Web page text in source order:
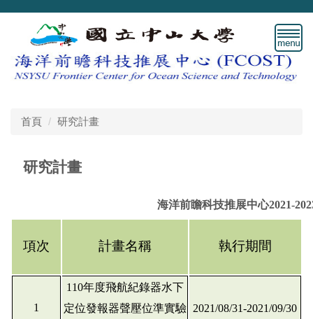
跳
要
內
首頁
研究計畫
研究計畫
海洋前瞻科技推展中心2021-
項次 計畫名稱 執行期間
1
110年度飛航紀錄器水下
定位發報器聲壓位準實驗
2021/08/31-2021/09/30